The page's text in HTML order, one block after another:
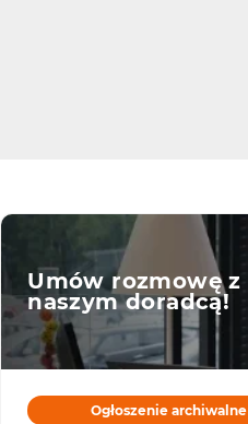
Umów rozmowę z
naszym doradcą!
Ogłoszenie archiwalne